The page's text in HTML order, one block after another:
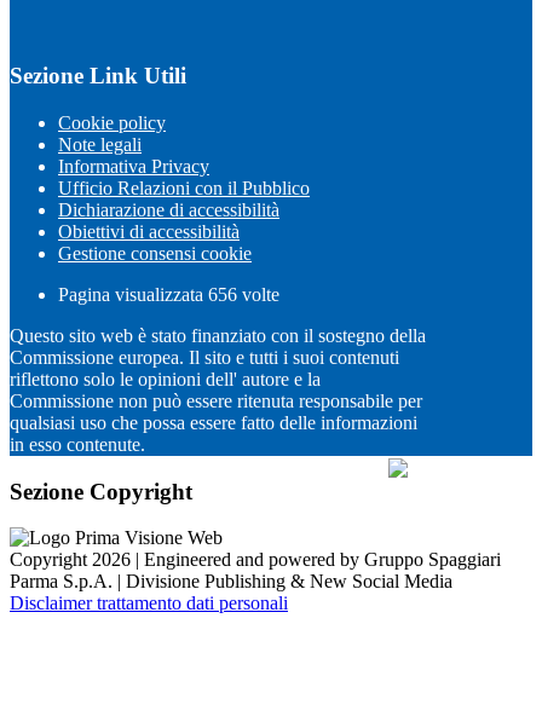
Sezione Link Utili
Cookie policy
Note legali
Informativa Privacy
Ufficio Relazioni con il Pubblico
Dichiarazione di accessibilità
Obiettivi di accessibilità
Gestione consensi cookie
Pagina visualizzata 656 volte
Questo sito web è stato finanziato con il sostegno della
Commissione europea. Il sito e tutti i suoi contenuti
riflettono solo le opinioni dell' autore e la
Commissione non può essere ritenuta responsabile per
qualsiasi uso che possa essere fatto delle informazioni
in esso contenute.
Sezione Copyright
Copyright 2026 | Engineered and powered by Gruppo Spaggiari
Parma S.p.A. | Divisione Publishing & New Social Media
Disclaimer trattamento dati personali